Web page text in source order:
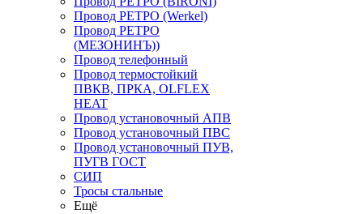
Провод РЕТРО (Werkel)
Провод РЕТРО
(МЕЗОНИНЪ))
Провод телефонный
Провод термостойкий
ПВКВ, ПРКА, OLFLEX
HEAT
Провод установочный АПВ
Провод установочный ПВС
Провод установочный ПУВ,
ПУГВ ГОСТ
СИП
Тросы стальные
Ещё